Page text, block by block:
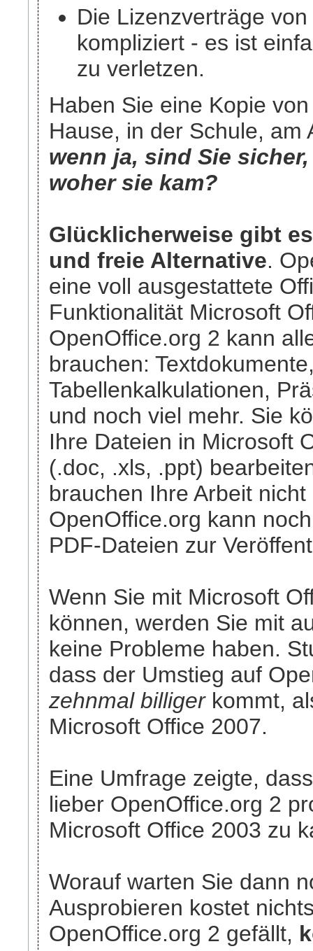
Die Lizenzverträge
kompliziert - es ist
zu verletzen.
Haben Sie eine Kopie
Hause, in der Schule,
wenn ja, sind Sie
woher sie kam?
Glücklicherweise gibt
und freie Alternative.
eine voll ausgestattete
Funktionalität Microsoft
OpenOffice.org 2 kann
brauchen:
Tabellenkalkulationen,
und noch viel mehr. Sie
Ihre Dateien in Microsoft
(.doc, .xls, .ppt)
brauchen Ihre Arbeit
OpenOffice.org kann
PDF-Dateien zur
Wenn Sie mit Microsoft
können, werden Sie mit
keine Probleme haben.
dass der Umstieg auf
zehnmal billiger kommt,
Microsoft Office 2007.
Eine Umfrage zeigte,
lieber OpenOffice.org 2
Microsoft Office 2003 zu
Worauf warten Sie dann
Ausprobieren kostet
OpenOffice.org 2 gefällt,